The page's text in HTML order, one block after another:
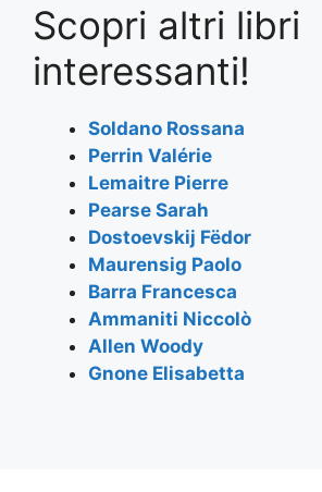
c
e
b
o
o
k
itt
er
at
s
A
p
p
e
gr
a
m
ai
l
ar
Scopri altri libri
interessanti!
Soldano Rossana
Perrin Valérie
Lemaitre Pierre
Pearse Sarah
Dostoevskij Fëdor
Maurensig Paolo
Barra Francesca
Ammaniti Niccolò
Allen Woody
Gnone Elisabetta